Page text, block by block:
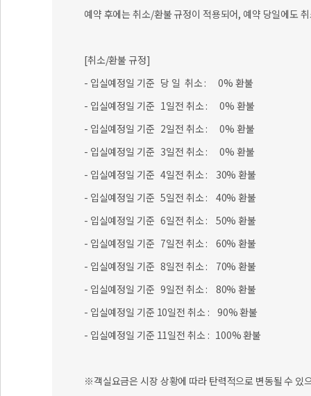
예약 후에는 취소/환불 규정이 적용되어, 예약 당일에도
[취소/환불 규정]
- 입실예정일 기준 당 일 취소 : 0% 환불
- 입실예정일 기준 1일전 취소 : 0% 환불
- 입실예정일 기준 2일전 취소 : 0% 환불
- 입실예정일 기준 3일전 취소 : 0% 환불
- 입실예정일 기준 4일전 취소 : 30% 환불
- 입실예정일 기준 5일전 취소 : 40% 환불
- 입실예정일 기준 6일전 취소 : 50% 환불
- 입실예정일 기준 7일전 취소 : 60% 환불
- 입실예정일 기준 8일전 취소 : 70% 환불
- 입실예정일 기준 9일전 취소 : 80% 환불
- 입실예정일 기준 10일전 취소 : 90% 환불
- 입실예정일 기준 11일전 취소 : 100% 환불
※객실요금은 시장 상황에 따라 탄력적으로 변동될 수 있